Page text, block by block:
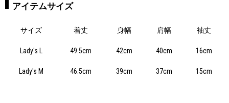
アイテムサイズ
サイズ 着丈 身幅 肩幅 袖丈
Lady's L 49.5cm 42cm 40cm 16cm
Lady's M 46.5cm 39cm 37cm 15cm